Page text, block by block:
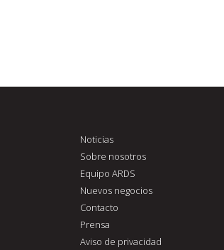
Noticias
Sobre nosotros
Equipo ARDS
Nuevos negocios
Contacto
Prensa
Aviso de privacidad